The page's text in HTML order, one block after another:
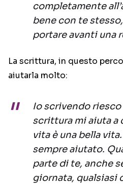
completamente
bene con te
portare avanti una
La scrittura, in questo
aiutarla molto:
Io scrivendo riesco
scrittura mi aiuta a
vita è una bella
sempre aiutato.
parte di te, anche
giornata, qualsiasi